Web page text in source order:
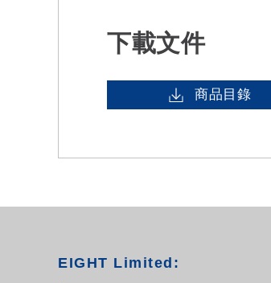
下載文件
商品目錄
EIGHT Limited: